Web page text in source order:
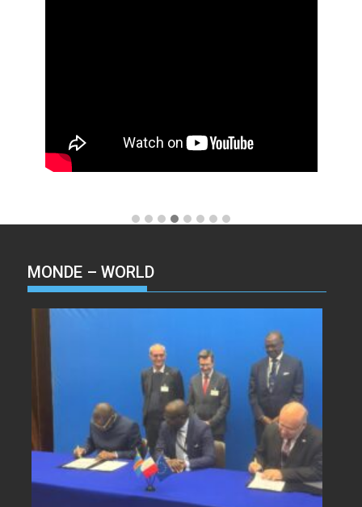
MONDE – WORLD